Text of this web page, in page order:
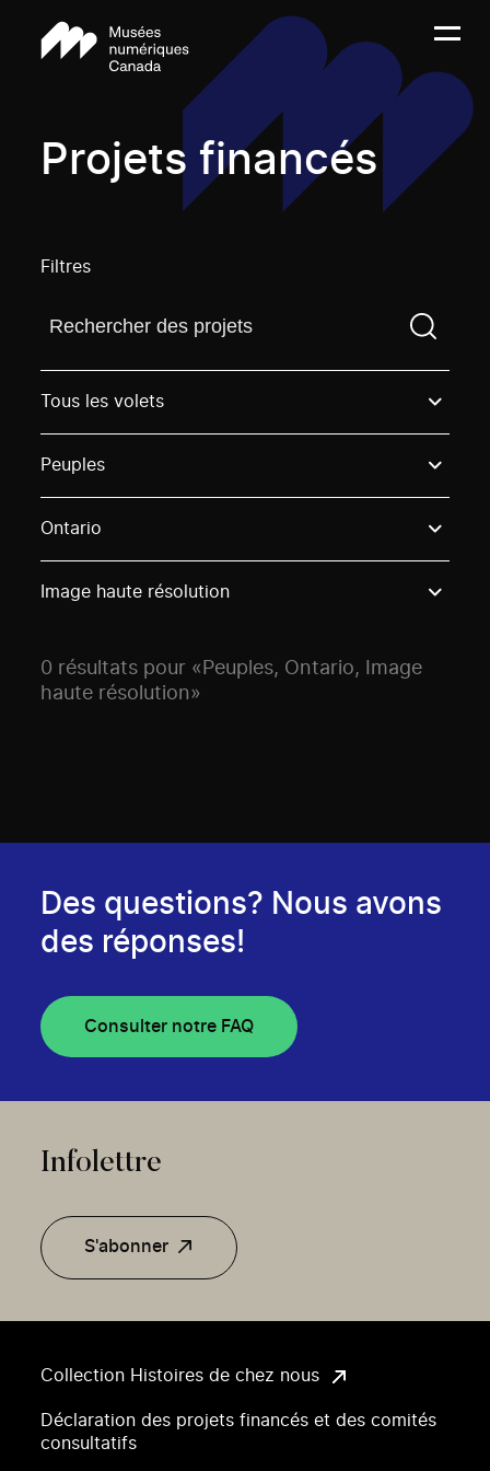
Projets financés
Filtres
Trouvez un projetVous devez saisir un terme de
Tous les volets
Peuples
Ontario
Image haute résolution
0 résultats pour «Peuples, Ontario, Image
haute résolution»
Collection Histoires de chez nous
Déclaration des projets financés et des comités
consultatifs
Des questions? Nous avons
des réponses!
Consulter notre FAQ
Infolettre
S'abonner